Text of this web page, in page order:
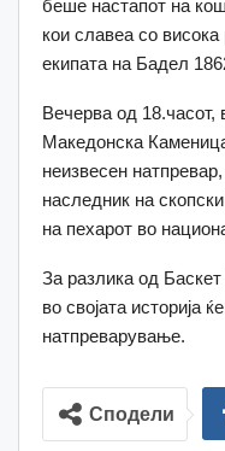
беше настапот на
кои славеа со
екипата на Бадел
Вечерва од 18.часот,
Македонска
неизвесен
наследник на
на пехарот во
За разлика од
во својата историја
натпреварување.
Сподели